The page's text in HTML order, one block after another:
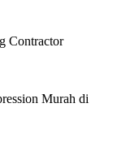
Contractor
Murah di